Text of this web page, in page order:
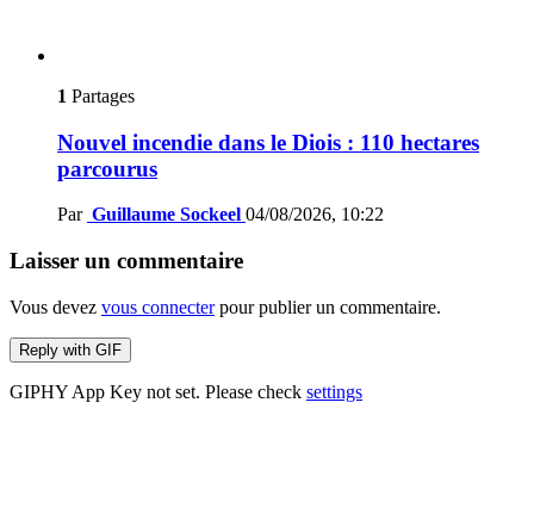
1 Partages
Nouvel incendie dans le Diois : 110 hectares
parcourus
Par Guillaume Sockeel 04/08/2026, 10:22
Laisser un commentaire
Vous devez vous connecterpour publier un commentaire.
Reply with GIF
GIPHY App Key not set. Please check settings